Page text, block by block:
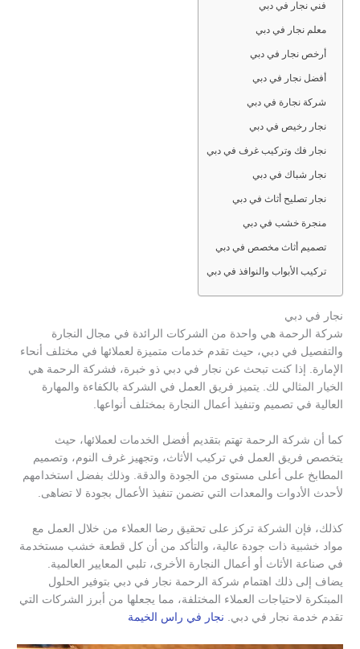
فني نجار في دبي
معلم نجار في دبي
أرخص نجار في دبي
أفضل نجار في دبي
شركة نجارة في دبي
نجار رخيص في دبي
نجار فك وتركيب غرف في دبي
نجار شباك في دبي
نجار تصليح أثاث في دبي
منجرة خشب في دبي
تصميم أثاث مخصص في دبي
تركيب الأبواب والنوافذ في دبي
نجار في دبي
شركة الرحمة هي واحدة من الشركات الرائدة في مجال النجارة
والتفصيل في دبي، حيث تقدم خدمات متميزة لعملائها في مختلف أنحاء
الإمارة. إذا كنت تبحث عن نجار في دبي ذو خبرة، فشركة الرحمة هي
الخيار المثالي لك. يتميز فريق العمل في الشركة بالكفاءة والمهارة
العالية في تصميم وتنفيذ أعمال النجارة بمختلف أنواعها.
كما أن شركة الرحمة تهتم بتقديم أفضل الخدمات لعملائها، حيث
يتخصص فريق العمل في تركيب الأثاث، وتجهيز غرف النوم، وتصميم
المطابخ على أعلى مستوى من الجودة والدقة. وذلك بفضل استخدامهم
لأحدث الأدوات والمعدات التي تضمن تنفيذ الأعمال بجودة لا تضاهى.
كذلك، فإن الشركة تركز على تحقيق رضا العملاء من خلال العمل مع
مواد خشبية ذات جودة عالية، والتأكد من أن كل قطعة خشب مستخدمة
في صناعة الأثاث أو أعمال النجارة الأخرى، تلبي المعايير العالمية.
يضاف إلى ذلك اهتمام شركة الرحمة نجار في دبي بتوفير الحلول
المبتكرة لاحتياجات العملاء المختلفة، مما يجعلها من أبرز الشركات التي
تقدم خدمة نجار في دبي. نجار في راس الخيمة